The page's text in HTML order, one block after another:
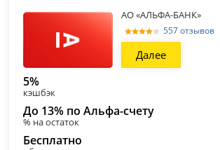
АО «АЛЬФА-БАНК»
557 отзывов
Далее
5%
кэшбэк
До 13% по Альфа-счету
% на остаток
Бесплатно